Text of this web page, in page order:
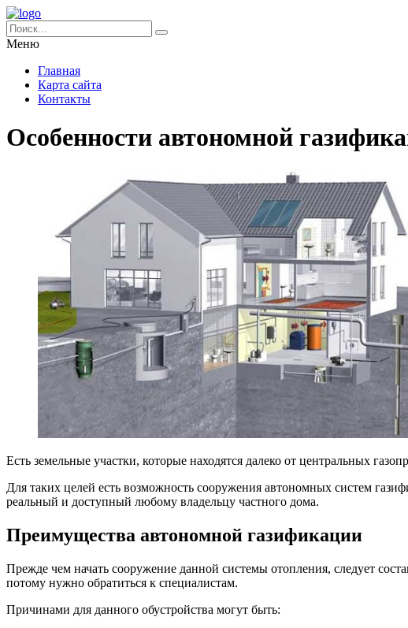
Меню
Главная
Карта сайта
Контакты
Особенности автономной
Есть земельные участки, которые находятся далеко от центральных
Для таких целей есть возможность сооружения автономных систем
реальный и доступный любому владельцу частного дома.
Преимущества автономной газификации
Прежде чем начать сооружение данной системы отопления, следует
потому нужно обратиться к специалистам.
Причинами для данного обустройства могут быть: